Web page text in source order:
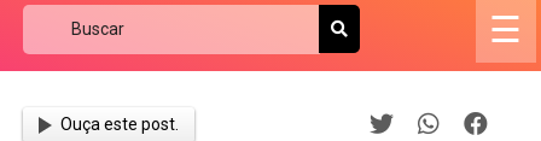
☰
Ouça este post.